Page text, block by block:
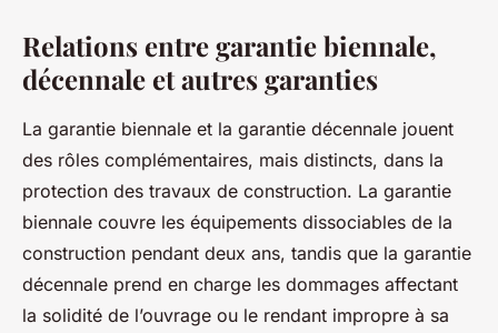
Relations entre garantie biennale,
décennale et autres garanties
La garantie biennale et la garantie décennale jouent
des rôles complémentaires, mais distincts, dans la
protection des travaux de construction. La garantie
biennale couvre les équipements dissociables de la
construction pendant deux ans, tandis que la garantie
décennale prend en charge les dommages affectant
la solidité de l’ouvrage ou le rendant impropre à sa